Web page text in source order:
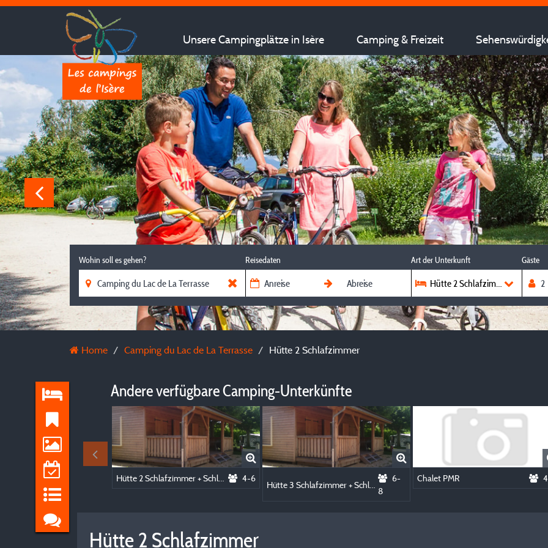
Unsere Campingplätze in Isère Camping & Freizeit
Wohin soll es gehen? Reisedaten Art der Unterkunft
Hütte 2 Schlafzimmer
Gäste
Home Camping du Lac de La Terrasse Hütte 2 Schlafzimmer
Andere verfügbare Camping-Unterkünfte
Hütte 2 Schlafzimmer + Schlafsofa 4-6
Hütte 3 Schlafzimmer + Schlafsofa
6-
8
Chalet PMR
Hütte 2 Schlafzimmer